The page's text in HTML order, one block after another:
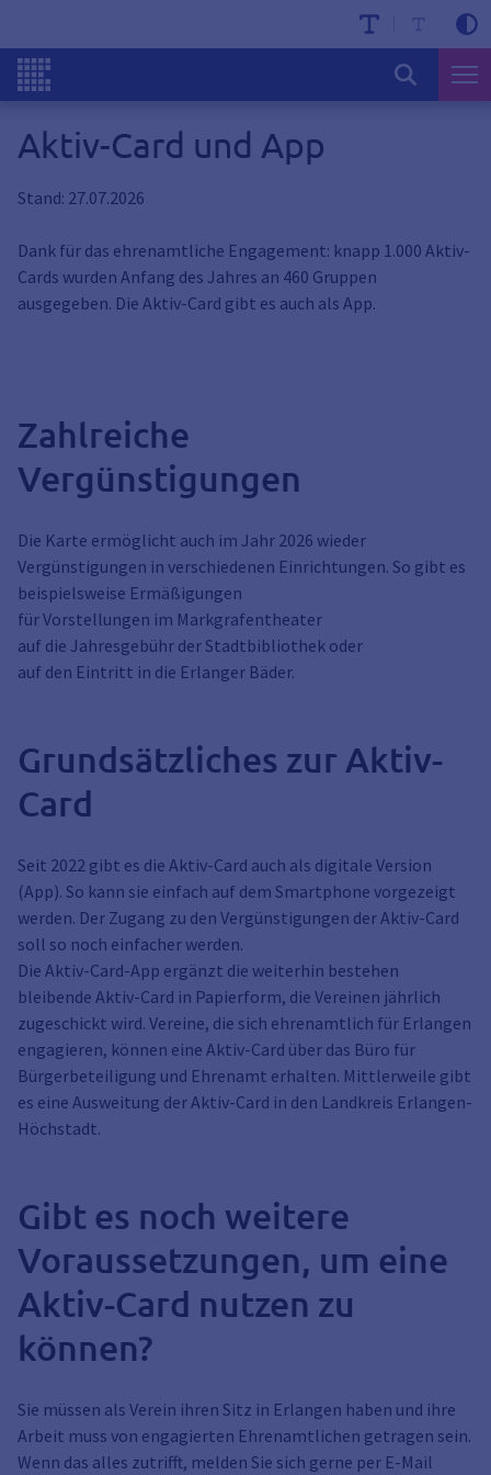
Aktiv-Card und App
Stand: 27.07.2026
Dank für das ehrenamtliche Engagement: knapp 1.000 Aktiv-
Cards wurden Anfang des Jahres an 460 Gruppen
ausgegeben. Die Aktiv-Card gibt es auch als App.
Zahlreiche
Vergünstigungen
Die Karte ermöglicht auch im Jahr 2026 wieder
Vergünstigungen in verschiedenen Einrichtungen. So gibt es
beispielsweise Ermäßigungen
für Vorstellungen im Markgrafentheater
auf die Jahresgebühr der Stadtbibliothek oder
auf den Eintritt in die Erlanger Bäder.
Grundsätzliches zur Aktiv-
Card
Seit 2022 gibt es die Aktiv-Card auch als digitale Version
(App). So kann sie einfach auf dem Smartphone vorgezeigt
werden. Der Zugang zu den Vergünstigungen der Aktiv-Card
soll so noch einfacher werden.
Die Aktiv-Card-App ergänzt die weiterhin bestehen
bleibende Aktiv-Card in Papierform, die Vereinen jährlich
zugeschickt wird. Vereine, die sich ehrenamtlich für Erlangen
engagieren, können eine Aktiv-Card über das Büro für
Bürgerbeteiligung und Ehrenamt erhalten. Mittlerweile gibt
es eine Ausweitung der Aktiv-Card in den Landkreis Erlangen-
Höchstadt.
Gibt es noch weitere
Voraussetzungen, um eine
Aktiv-Card nutzen zu
können?
Sie müssen als Verein ihren Sitz in Erlangen haben und ihre
Arbeit muss von engagierten Ehrenamtlichen getragen sein.
Wenn das alles zutrifft, melden Sie sich gerne per E-Mail